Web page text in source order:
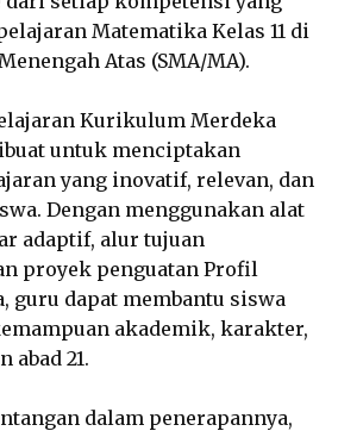
Matematika Kelas 11 di
Atas (SMA/MA).
Kurikulum Merdeka
untuk menciptakan
yang inovatif, relevan, dan
Dengan menggunakan alat
adaptif, alur tujuan
proyek penguatan Profil
guru dapat membantu siswa
akademik, karakter,
abad 21.
dalam penerapannya,